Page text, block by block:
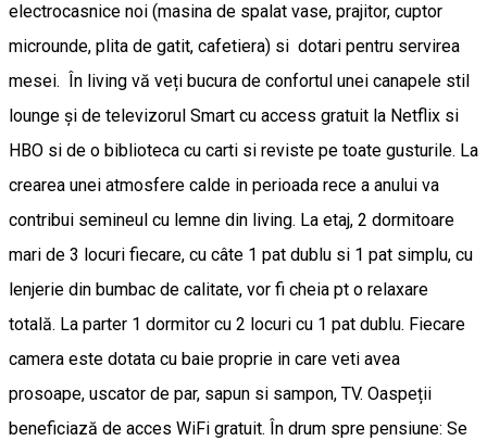
electrocasnice noi (masina de spalat vase, prajitor, cuptor
microunde, plita de gatit, cafetiera) si dotari pentru servirea
mesei. În living vă veți bucura de confortul unei canapele stil
lounge și de televizorul Smart cu access gratuit la Netflix si
HBO si de o biblioteca cu carti si reviste pe toate gusturile. La
crearea unei atmosfere calde in perioada rece a anului va
contribui semineul cu lemne din living. La etaj, 2 dormitoare
mari de 3 locuri fiecare, cu câte 1 pat dublu si 1 pat simplu, cu
lenjerie din bumbac de calitate, vor fi cheia pt o relaxare
totală. La parter 1 dormitor cu 2 locuri cu 1 pat dublu. Fiecare
camera este dotata cu baie proprie in care veti avea
prosoape, uscator de par, sapun si sampon, TV. Oaspeții
beneficiază de acces WiFi gratuit. În drum spre pensiune: Se